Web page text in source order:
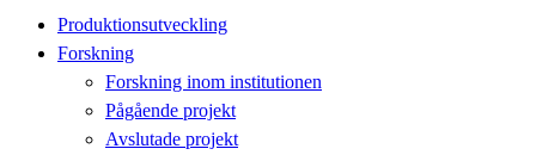
Produktionsutveckling
Forskning
Forskning inom institutionen
Pågående projekt
Avslutade projekt